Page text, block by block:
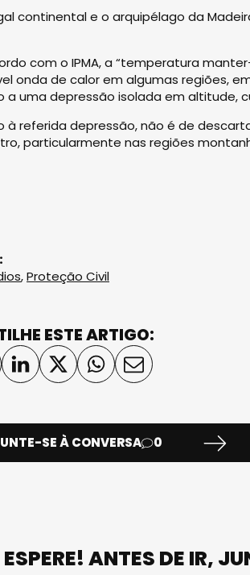
continental e o arquipélago da
com o IPMA, a “temperatura
onda de calor em algumas regiões,
a uma depressão isolada em altitude,
à referida depressão, não é de
particularmente nas regiões
,Proteção Civil
ESTE ARTIGO:
SE À CONVERSA 0
ESPERE! ANTES DE IR,